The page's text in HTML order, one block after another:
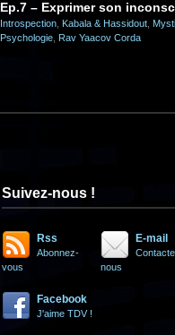
Ep.7 – Exprimer son
Introspection Kabala & Hassidout
Psychologie Rav Yaacov Corda
Suivez-nous !
Rss
Abonnez-
vous
E-mail
nous
Facebook
J'aime TDV !